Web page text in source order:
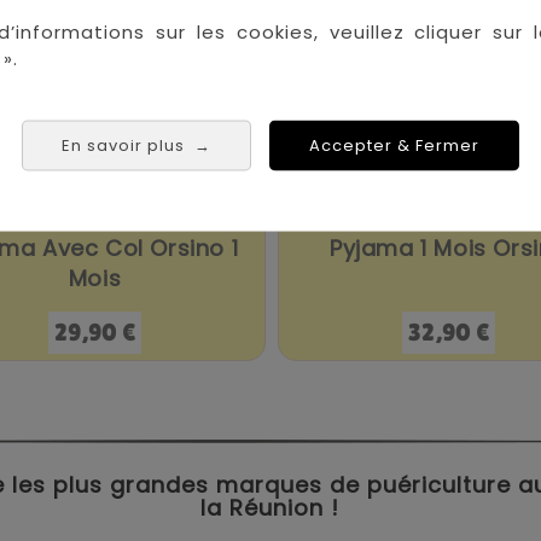
sur les cookies, veuillez cliquer sur
En savoir plus → Accepter & Fermer
Avec Col Orsino 1
Mois
Prix
29,90 €
Pyjama 1 Mois
Prix
32,90 €
les plus grandes marques de puériculture
la Réunion !